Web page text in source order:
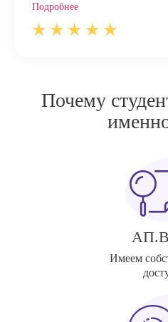
Подробнее
Почему
Имеем